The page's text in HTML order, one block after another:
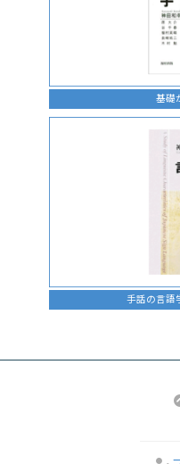
基礎
手話の言語